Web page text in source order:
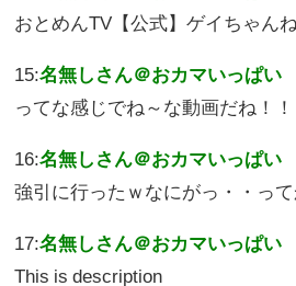
おとめんTV【公式】ゲイちゃん
15:名無しさん＠おカマいっぱい
ってな感じでね～な動画だね！！
16:名無しさん＠おカマいっぱい
強引に行ったｗなにがっ・・っ
17:名無しさん＠おカマいっぱい
This is description